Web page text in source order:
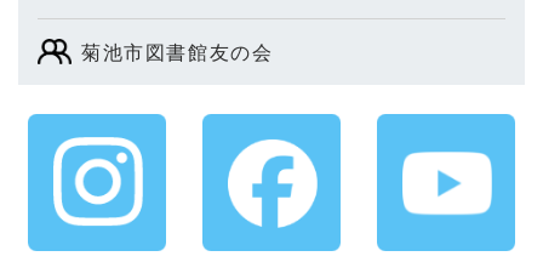
菊池市図書館友の会